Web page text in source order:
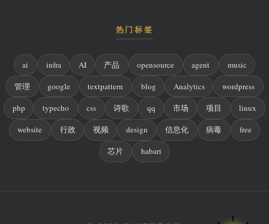
热门标签
ai infra AI 产品 opensource agent music
管理 google textpattern blog Analytics wordpress
php typecho css 诗歌 qq 市场 项目 linux
website 行政 视频 design 信息化 病毒 free
芯片 habari